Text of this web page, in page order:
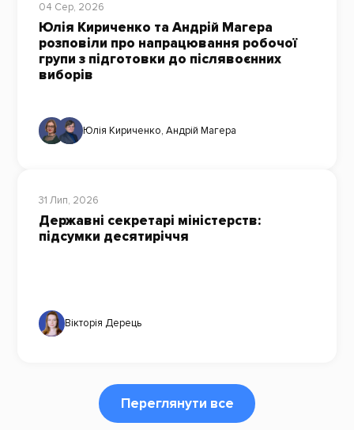
04 Сер, 2026
Юлія Кириченко та Андрій Магера
розповіли про напрацювання робочої
групи з підготовки до післявоєнних
виборів
Юлія Кириченко, Андрій Магера
31 Лип, 2026
Державні секретарі міністерств:
підсумки десятиріччя
Вікторія Дерець
Переглянути все